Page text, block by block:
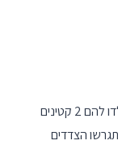
הצדדים נישאו ביום 6.9.01, ומנישואיהם נולדו להם 2 קטינים
2006 ו- 2009. בשנת 2016 התגרשו הצדדים